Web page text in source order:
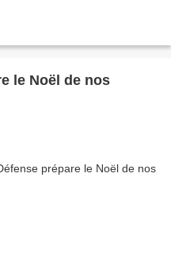
le Noël de nos